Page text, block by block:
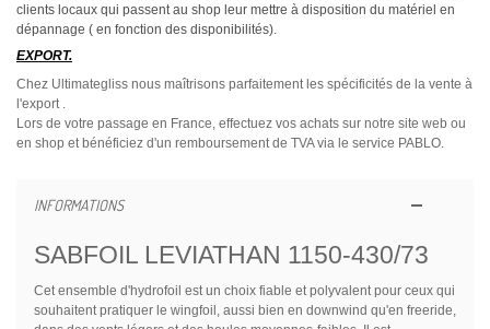
clients locaux qui passent au shop leur mettre à disposition du matériel en
dépannage ( en fonction des disponibilités).
EXPORT.
Chez Ultimategliss nous maîtrisons parfaitement les spécificités de la vente à
l'export .
Lors de votre passage en France, effectuez vos achats sur notre site web ou
en shop et bénéficiez d'un remboursement de TVA via le service PABLO.
INFORMATIONS
SABFOIL LEVIATHAN 1150-430/73
Cet ensemble d'hydrofoil est un choix fiable et polyvalent pour ceux qui
souhaitent pratiquer le wingfoil, aussi bien en downwind qu'en freeride,